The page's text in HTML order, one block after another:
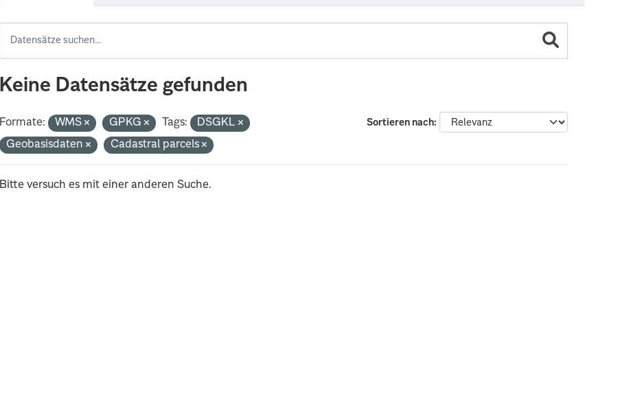
Keine Datensätze gefunden
Sortieren nach
Formate: WMS GPKG Tags:
DSGKL
Geobasisdaten
Cadastral parcels
Bitte versuch es mit einer anderen Suche.